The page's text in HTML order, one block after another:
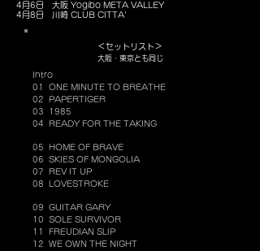
4月6日 大阪 Yogibo META VALLEY
4月8日 川崎 CLUB CITTA'
​＜セットリスト＞
大阪・東京とも同じ
Intro
01 ONE MINUTE TO BREATHE
02 PAPERTIGER
03 1985
04 READY FOR THE TAKING
05 HOME OF BRAVE
06 SKIES OF MONGOLIA
07 REV IT UP
08 LOVESTROKE
09 GUITAR GARY
10 SOLE SURVIVOR
11 FREUDIAN SLIP
12 WE OWN THE NIGHT